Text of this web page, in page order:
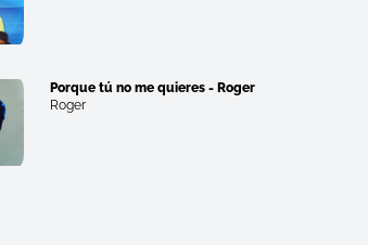
Porque tú no me quieres - Roger
Roger